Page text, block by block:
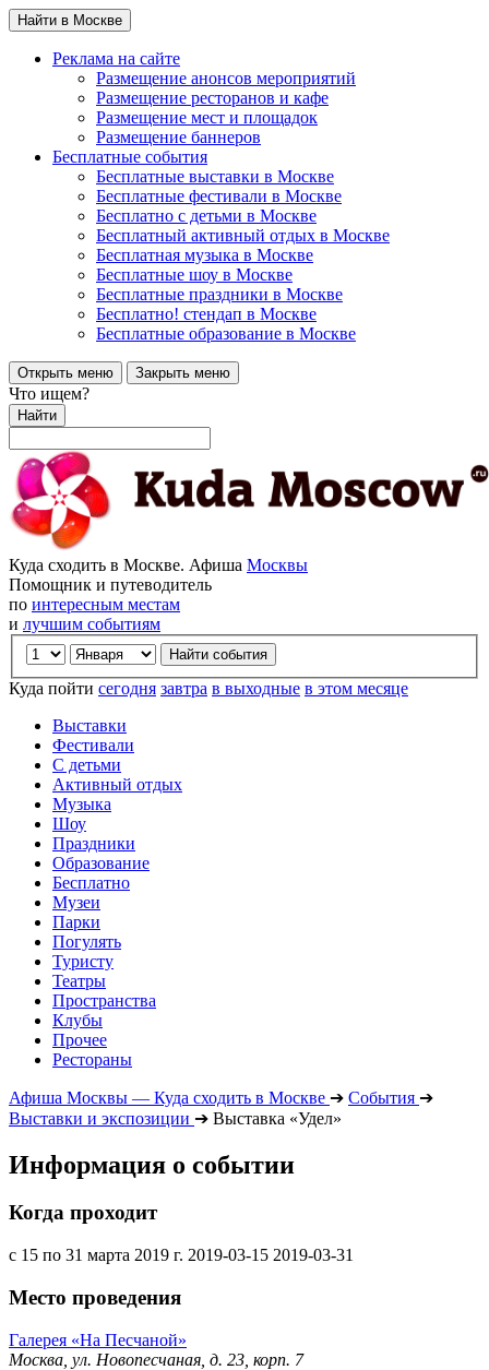
Найти в Москве
Реклама на сайте
Размещение анонсов мероприятий
Размещение ресторанов и кафе
Размещение мест и площадок
Размещение баннеров
Бесплатные события
Бесплатные выставки в Москве
Бесплатные фестивали в Москве
Бесплатно с детьми в Москве
Бесплатный активный отдых в Москве
Бесплатная музыка в Москве
Бесплатные шоу в Москве
Бесплатные праздники в Москве
Бесплатно! стендап в Москве
Бесплатные образование в Москве
Открыть меню Закрыть меню
Что ищем?
Найти
Куда сходить в Москве. Афиша Москвы
Помощник и путеводитель
по интересным местам
и лучшим событиям
Куда пойти сегодня завтра в выходные в этом месяце
Выставки
Фестивали
С детьми
Активный отдых
Музыка
Шоу
Праздники
Образование
Бесплатно
Музеи
Парки
Погулять
Туристу
Театры
Пространства
Клубы
Прочее
Рестораны
Афиша Москвы — Куда сходить в Москве ➔ События ➔
Выставки и экспозиции ➔ Выставка «Удел»
Информация о событии
Когда проходит
с 15 по 31 марта 2019 г. 2019-03-15 2019-03-31
Место проведения
Галерея «На Песчаной»
Москва, ул. Новопесчаная, д. 23, корп. 7